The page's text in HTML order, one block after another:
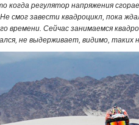
когда регулятор напряжения
смог завести квадроцикл, пока
времени. Сейчас занимаемся
не выдерживает, видимо, таких